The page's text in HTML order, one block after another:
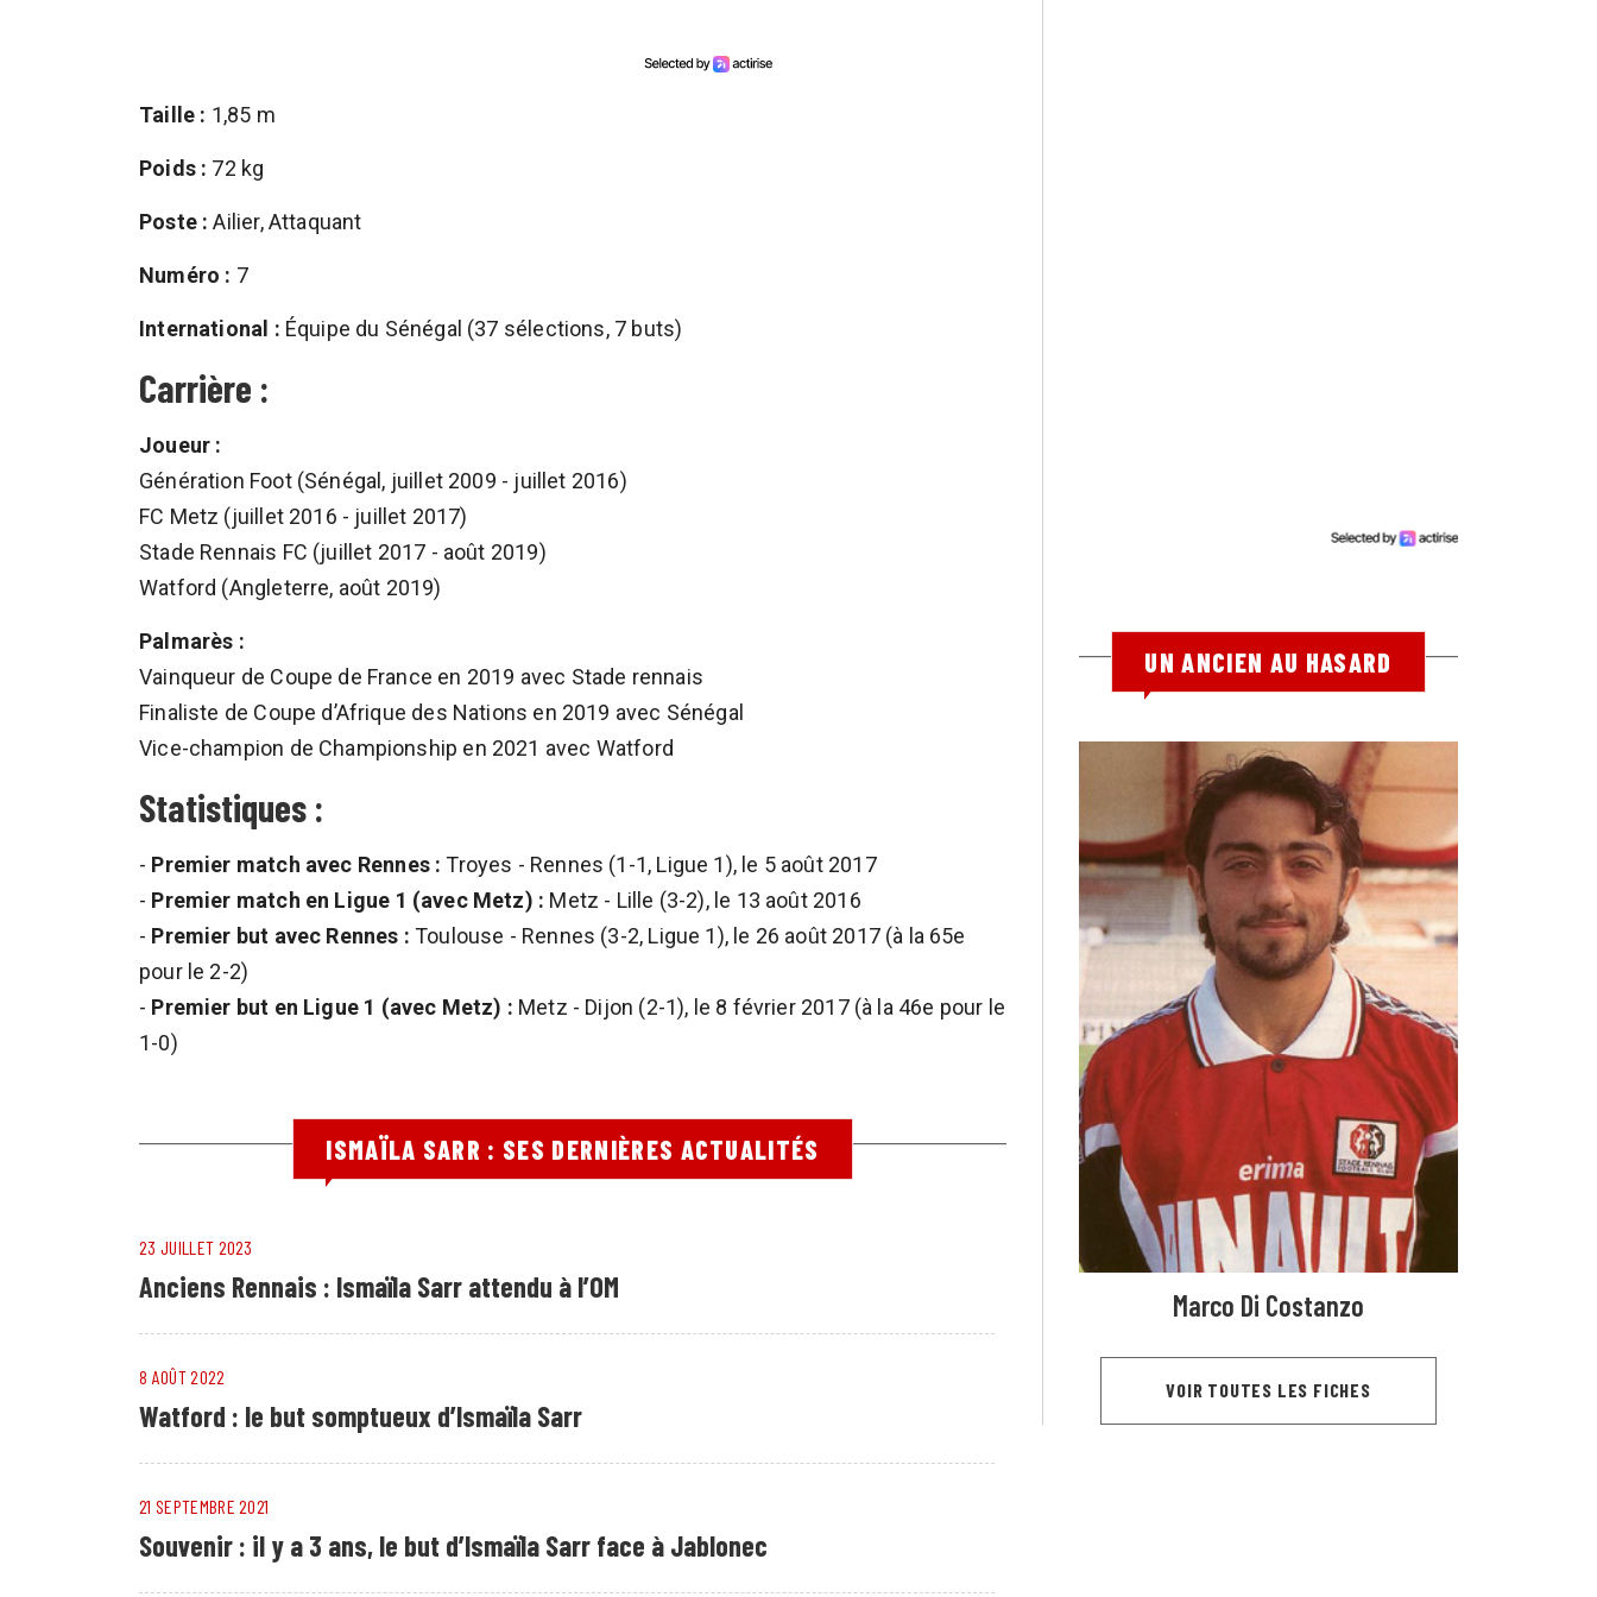
Taille : 1,85 m
Poids : 72 kg
Poste : Ailier, Attaquant
Numéro : 7
International : Équipe du Sénégal (37 sélections, 7 buts)
Carrière :
Joueur :
Génération Foot (Sénégal, juillet 2009 - juillet 2016)
FC Metz (juillet 2016 - juillet 2017)
Stade Rennais FC (juillet 2017 - août 2019)
Watford (Angleterre, août 2019)
Palmarès :
Vainqueur de Coupe de France en 2019 avec Stade rennais
Finaliste de Coupe d’Afrique des Nations en 2019 avec Sénégal
Vice-champion de Championship en 2021 avec Watford
Statistiques :
- Premier match avec Rennes : Troyes - Rennes (1-1, Ligue 1), le 5 août 2017
- Premier match en Ligue 1 (avec Metz) : Metz - Lille (3-2), le 13 août 2016
- Premier but avec Rennes : Toulouse - Rennes (3-2, Ligue 1), le 26 août 2017 (à la 65e
pour le 2-2)
- Premier but en Ligue 1 (avec Metz) : Metz - Dijon (2-1), le 8 février 2017 (à la 46e pour le
1-0)
ISMAÏLA SARR : SES DERNIÈRES ACTUALITÉS
23 JUILLET 2023
Anciens Rennais : Ismaïla Sarr attendu à l’OM
8 AOÛT 2022
Watford : le but somptueux d’Ismaïla Sarr
21 SEPTEMBRE 2021
Souvenir : il y a 3 ans, le but d’Ismaïla Sarr face à Jablonec
UN ANCIEN AU HASARD
Marco Di Costanzo
VOIR TOUTES LES FICHES